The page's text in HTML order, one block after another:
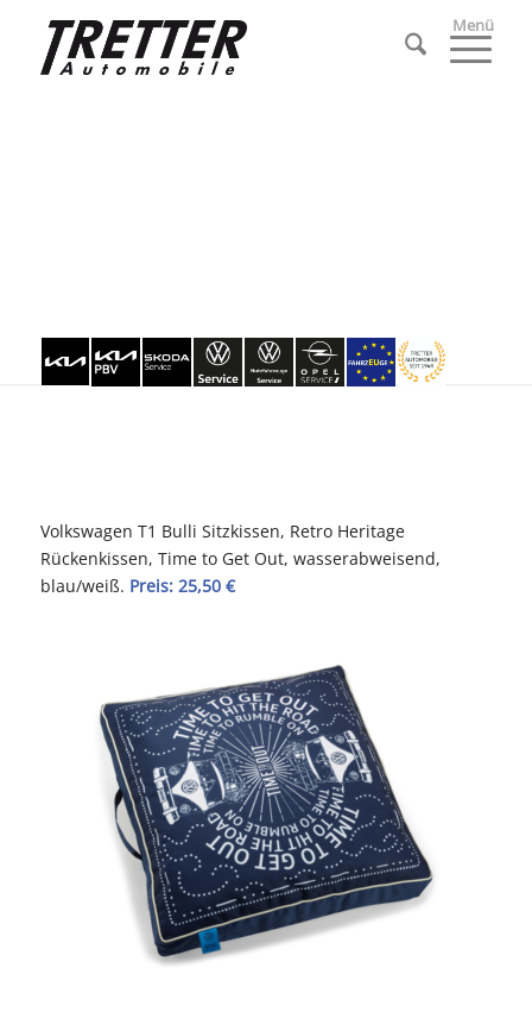
Menü
Volkswagen T1 Bulli Sitzkissen, Retro Heritage
Rückenkissen, Time to Get Out, wasserabweisend,
blau/weiß. Preis: 25,50 €